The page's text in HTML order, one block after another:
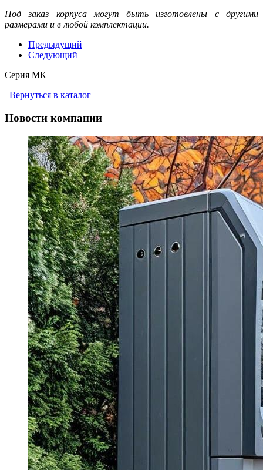
Под заказ корпуса могут быть изготовлены с другими
размерами и в любой комплектации.
Предыдущий
Следующий
Серия МК
Вернуться в каталог
Новости компании